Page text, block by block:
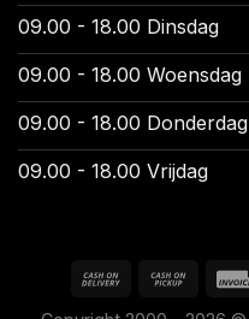
09.00 - 18.00 Dinsdag
09.00 - 18.00 Woensdag
09.00 - 18.00 Donderdag
09.00 - 18.00 Vrijdag